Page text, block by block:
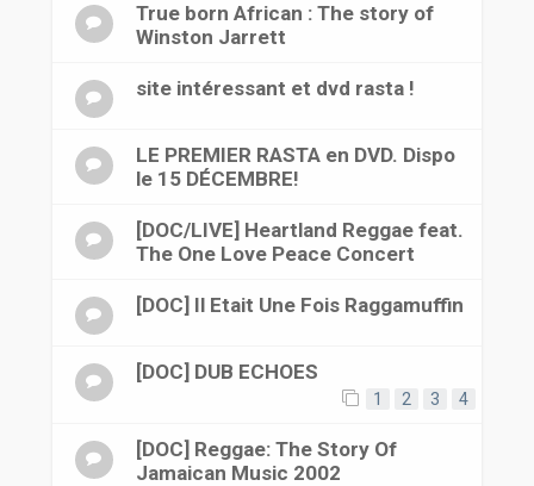
True born African : The story of
Winston Jarrett
site intéressant et dvd rasta !
LE PREMIER RASTA en DVD. Dispo
le 15 DÉCEMBRE!
[DOC/LIVE] Heartland Reggae feat.
The One Love Peace Concert
[DOC] Il Etait Une Fois Raggamuffin
[DOC] DUB ECHOES
1 2 3 4
[DOC] Reggae: The Story Of
Jamaican Music 2002